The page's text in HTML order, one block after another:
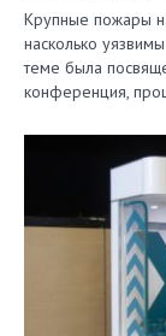
Крупные пожары
насколько
теме была
конференция,